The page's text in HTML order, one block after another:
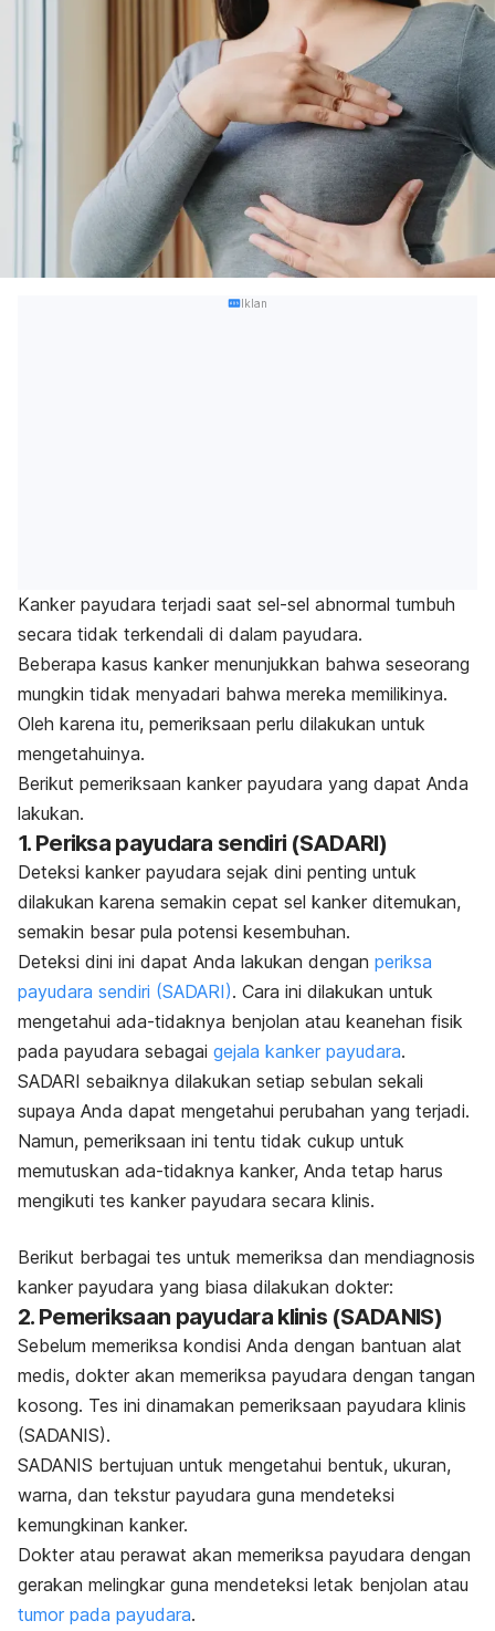
Iklan
Kanker payudara terjadi saat sel-sel abnormal tumbuh
secara tidak terkendali di dalam payudara.
Beberapa kasus kanker menunjukkan bahwa seseorang
mungkin tidak menyadari bahwa mereka memilikinya.
Oleh karena itu, pemeriksaan perlu dilakukan untuk
mengetahuinya.
Berikut pemeriksaan kanker payudara yang dapat Anda
lakukan.
1. Periksa payudara sendiri (SADARI)
Deteksi kanker payudara sejak dini penting untuk
dilakukan karena semakin cepat sel kanker ditemukan,
semakin besar pula potensi kesembuhan.
Deteksi dini ini dapat Anda lakukan dengan periksa
payudara sendiri (SADARI). Cara ini dilakukan untuk
mengetahui ada-tidaknya benjolan atau keanehan fisik
pada payudara sebagai gejala kanker payudara.
SADARI sebaiknya dilakukan setiap sebulan sekali
supaya Anda dapat mengetahui perubahan yang terjadi.
Namun, pemeriksaan ini tentu tidak cukup untuk
memutuskan ada-tidaknya kanker, Anda tetap harus
mengikuti tes kanker payudara secara klinis.
Berikut berbagai tes untuk memeriksa dan mendiagnosis
kanker payudara yang biasa dilakukan dokter:
2. Pemeriksaan payudara klinis (SADANIS)
Sebelum memeriksa kondisi Anda dengan bantuan alat
medis, dokter akan memeriksa payudara dengan tangan
kosong. Tes ini dinamakan pemeriksaan payudara klinis
(SADANIS).
SADANIS bertujuan untuk mengetahui bentuk, ukuran,
warna, dan tekstur payudara guna mendeteksi
kemungkinan kanker.
Dokter atau perawat akan memeriksa payudara dengan
gerakan melingkar guna mendeteksi letak benjolan atau
tumor pada payudara.